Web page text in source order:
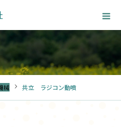
械 共立 ラジコン動噴